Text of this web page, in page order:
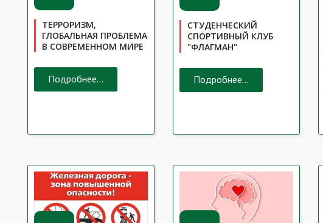
ТЕРРОРИЗМ,
ГЛОБАЛЬНАЯ ПРОБЛЕМА
В СОВРЕМЕННОМ МИРЕ
Подробнее...
СТУДЕНЧЕСКИЙ
СПОРТИВНЫЙ КЛУБ
"ФЛАГМАН"
Подробнее...